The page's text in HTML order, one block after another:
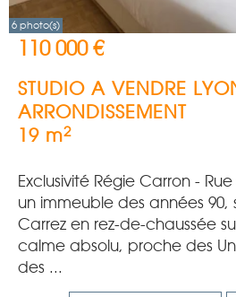
6 photo(s)
110 000 €
STUDIO A VENDRE
ARRONDISSEMENT
19 m2
Exclusivité Régie Carron -
un immeuble des années 90,
Carrez en rez-de-chaussée
calme absolu, proche des
des ...